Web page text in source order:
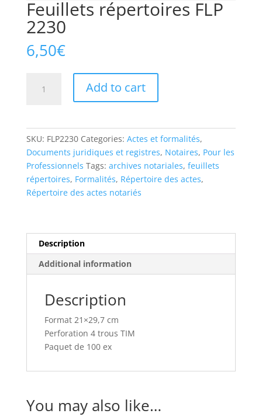
Feuillets répertoires FLP
2230
6,50€
répertoires
Add to cart
SKU: FLP2230 Categories: Actes et formalités,
Documents juridiques et registres, Notaires, Pour les
Professionnels Tags: archives notariales, feuillets
répertoires, Formalités, Répertoire des actes,
Répertoire des actes notariés
Description
Additional information
Description
Format 21×29,7 cm
Perforation 4 trous TIM
Paquet de 100 ex
You may also like…